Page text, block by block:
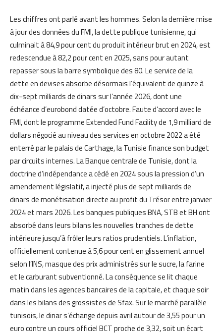
Les chiffres ont parlé avant les hommes. Selon la dernière mise
à jour des données du FMI, la dette publique tunisienne, qui
culminait à 84,9 pour cent du produit intérieur brut en 2024, est
redescendue à 82,2 pour cent en 2025, sans pour autant
repasser sous la barre symbolique des 80. Le service de la
dette en devises absorbe désormais l’équivalent de quinze à
dix-sept milliards de dinars sur l’année 2026, dont une
échéance d’eurobond datée d’octobre. Faute d’accord avec le
FMI, dont le programme Extended Fund Facility de 1,9 milliard de
dollars négocié au niveau des services en octobre 2022 a été
enterré par le palais de Carthage, la Tunisie finance son budget
par circuits internes. La Banque centrale de Tunisie, dont la
doctrine d’indépendance a cédé en 2024 sous la pression d’un
amendement législatif, a injecté plus de sept milliards de
dinars de monétisation directe au profit du Trésor entre janvier
2024 et mars 2026. Les banques publiques BNA, STB et BH ont
absorbé dans leurs bilans les nouvelles tranches de dette
intérieure jusqu’à frôler leurs ratios prudentiels. L’inflation,
officiellement contenue à 5,6 pour cent en glissement annuel
selon l’INS, masque des prix administrés sur le sucre, la farine
et le carburant subventionné. La conséquence se lit chaque
matin dans les agences bancaires de la capitale, et chaque soir
dans les bilans des grossistes de Sfax. Sur le marché parallèle
tunisois, le dinar s’échange depuis avril autour de 3,55 pour un
euro contre un cours officiel BCT proche de 3,32, soit un écart